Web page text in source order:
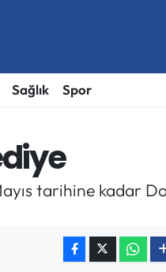
Sağlık Spor
tarihine kadar